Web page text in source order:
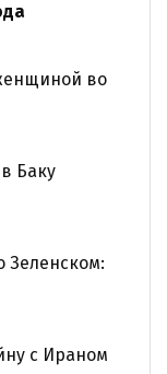
во
Баку
Зеленском:
с Ираном